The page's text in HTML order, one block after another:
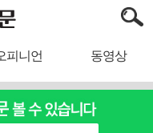
피니언 동영상